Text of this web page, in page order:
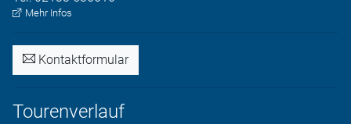
Mehr Infos
Kontaktformular
Tourenverlauf